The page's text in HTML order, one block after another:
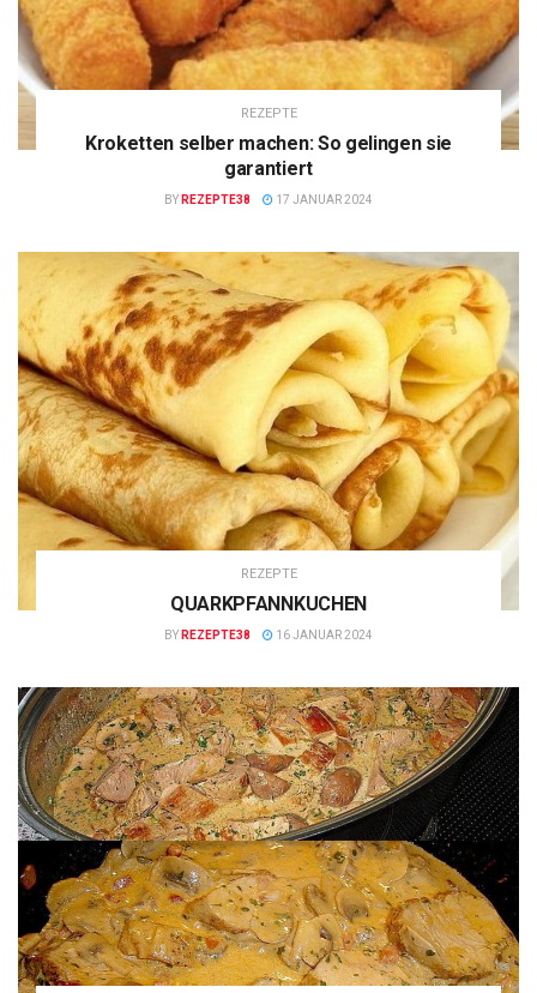
REZEPTE
Kroketten selber machen: So gelingen sie
garantiert
BY REZEPTE38 17 JANUAR 2024
REZEPTE
QUARKPFANNKUCHEN
BY REZEPTE38 16 JANUAR 2024